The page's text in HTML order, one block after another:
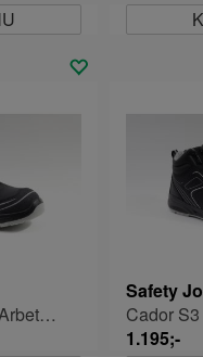
Cador S3 Low Arbetsskor Herr
Safety
1.195;-